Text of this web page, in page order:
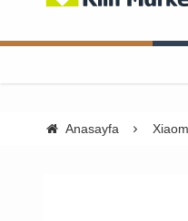
Anasayfa